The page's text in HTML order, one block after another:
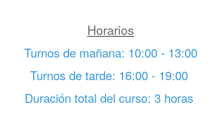
Horarios
Turnos de mañana: 10:00 - 13:00
Turnos de tarde: 16:00 - 19:00
Duración total del curso: 3 horas